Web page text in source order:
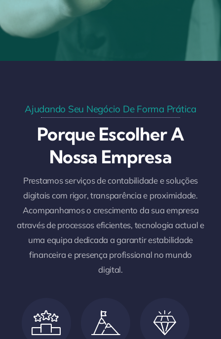
Ajudando Seu Negócio De Forma Prática
Porque Escolher A
Nossa Empresa
Prestamos serviços de contabilidade e soluções
digitais com rigor, transparência e proximidade.
Acompanhamos o crescimento da sua empresa
através de processos eficientes, tecnologia actual e
uma equipa dedicada a garantir estabilidade
financeira e presença profissional no mundo
digital.